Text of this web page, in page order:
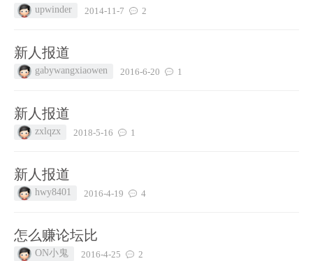
upwinder 2014-11-7 2
新人报道
gabywangxiaowen 2016-6-20 1
新人报道
zxlqzx 2018-5-16 1
新人报道
hwy8401 2016-4-19 4
怎么赚论坛比
ON小鬼 2016-4-25 2